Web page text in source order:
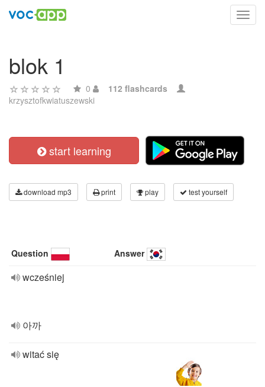
blok 1
0
112 flashcards
krzysztofkwiatuszewski
start learning
download mp3 print play test yourself
Question Answer
wcześniej
아까
witać się